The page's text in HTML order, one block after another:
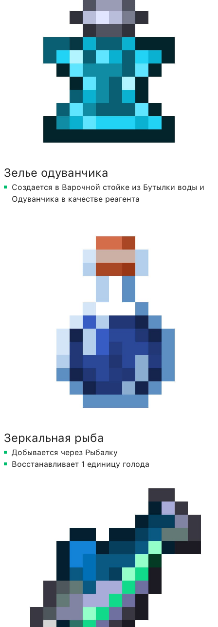
Зелье одуванчика
Создается в Варочной стойке из Бутылки воды и
Одуванчика в качестве реагента
Зеркальная рыба
Добывается через Рыбалку
Восстанавливает 1 единицу голода